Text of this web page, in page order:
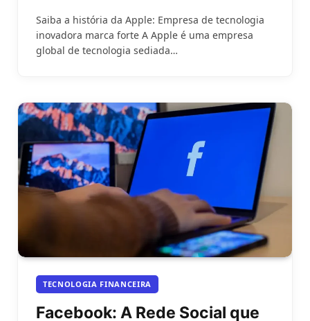
Saiba a história da Apple: Empresa de tecnologia
inovadora marca forte A Apple é uma empresa
global de tecnologia sediada…
TECNOLOGIA FINANCEIRA
Facebook: A Rede Social que